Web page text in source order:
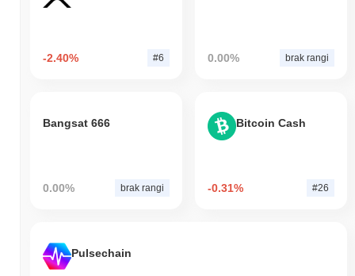
-2.40% #6 0.00% brak rangi
Bangsat 666
0.00% brak rangi
Bitcoin Cash
-0.31% #26
Pulsechain